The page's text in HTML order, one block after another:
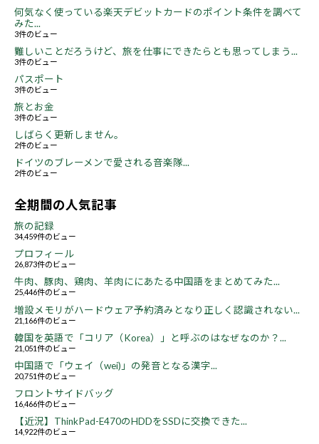
何気なく使っている楽天デビットカードのポイント条件を調べて
みた...
3件のビュー
難しいことだろうけど、旅を仕事にできたらとも思ってしまう...
3件のビュー
パスポート
3件のビュー
旅とお金
3件のビュー
しばらく更新しません。
2件のビュー
ドイツのブレーメンで愛される音楽隊...
2件のビュー
全期間の人気記事
旅の記録
34,459件のビュー
プロフィール
26,873件のビュー
牛肉、豚肉、鶏肉、羊肉ににあたる中国語をまとめてみた...
25,446件のビュー
増設メモリがハードウェア予約済みとなり正しく認識されない...
21,166件のビュー
韓国を英語で「コリア（Korea）」と呼ぶのはなぜなのか？...
21,051件のビュー
中国語で「ウェイ（wei)」の発音となる漢字...
20,751件のビュー
フロントサイドバッグ
16,466件のビュー
【近況】ThinkPad-E470のHDDをSSDに交換できた...
14,922件のビュー